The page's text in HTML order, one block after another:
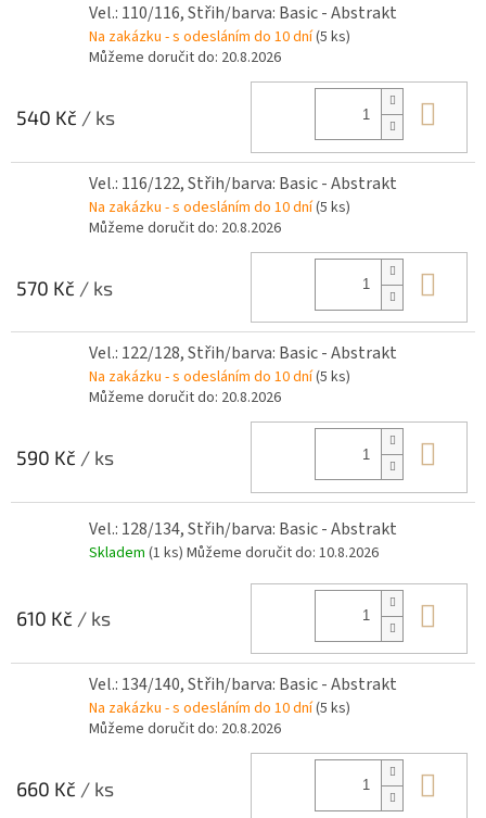
Vel.: 110/116, Střih/barva: Basic - Abstrakt
Na zakázku - s odesláním do 10 dní(5 ks)
Můžeme doručit do: 20.8.2026
540 Kč / ks
Vel.: 116/122, Střih/barva: Basic - Abstrakt
Na zakázku - s odesláním do 10 dní(5 ks)
Můžeme doručit do: 20.8.2026
570 Kč / ks
Vel.: 122/128, Střih/barva: Basic - Abstrakt
Na zakázku - s odesláním do 10 dní(5 ks)
Můžeme doručit do: 20.8.2026
590 Kč / ks
Vel.: 128/134, Střih/barva: Basic - Abstrakt
Skladem (1 ks) Můžeme doručit do: 10.8.2026
610 Kč / ks
Vel.: 134/140, Střih/barva: Basic - Abstrakt
Na zakázku - s odesláním do 10 dní(5 ks)
Můžeme doručit do: 20.8.2026
660 Kč / ks